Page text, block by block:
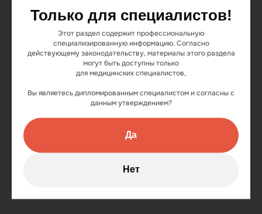
Только для специалистов!
Этот раздел содержит профессиональную
специализированную информацию. Согласно
действующему законодательству, материалы этого раздела
могут быть доступны только
для медицинских специалистов,
Вы являетесь дипломированным специалистом и согласны с
данным утверждением?
Да
Нет
Поражение всех мягких тканей.
Пролежень становится ещё более
глубоким, на его дне видны
сухожилия, костные ткани, а
иногда и элементы суставов.
При пролежнях III-IV степени
главный метод лечения —
хирургический.